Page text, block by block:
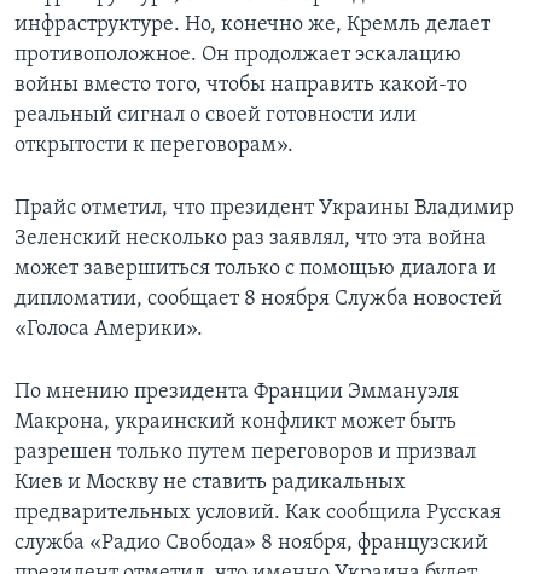
инфраструктуре. Но, конечно же, Кремль делает
противоположное. Он продолжает эскалацию
войны вместо того, чтобы направить какой-то
реальный сигнал о своей готовности или
открытости к переговорам».
Прайс отметил, что президент Украины Владимир
Зеленский несколько раз заявлял, что эта война
может завершиться только с помощью диалога и
дипломатии, сообщает 8 ноября Служба новостей
«Голоса Америки».
По мнению президента Франции Эммануэля
Макрона, украинский конфликт может быть
разрешен только путем переговоров и призвал
Киев и Москву не ставить радикальных
предварительных условий. Как сообщила Русская
служба «Радио Свобода» 8 ноября, французский